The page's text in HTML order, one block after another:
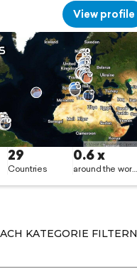
KATEGORIE FILTERN